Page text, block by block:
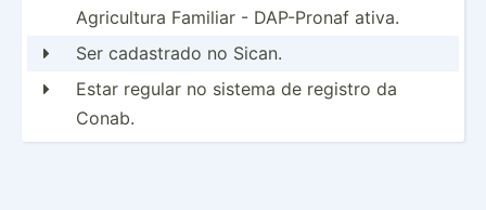
Agricultura Familiar - DAP-Pronaf ativa.
 Ser cadastrado no Sican.

Estar regular no sistema de registro da
Conab.